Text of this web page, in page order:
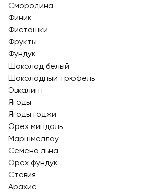
Смородина
Финик
Фисташки
Фрукты
Фундук
Шоколад белый
Шоколадный трюфель
Эвкалипт
Ягоды
Ягоды годжи
Орех миндаль
Маршмеллоу
Семена льна
Орех фундук
Стевия
Арахис